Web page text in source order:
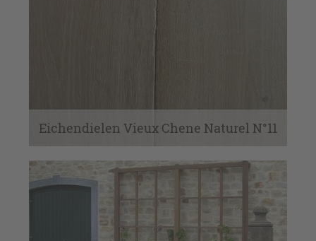
Eichendielen Vieux Chene Naturel N°11